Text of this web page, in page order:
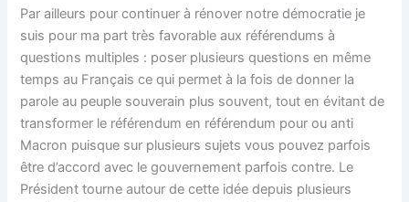
Par ailleurs pour continuer à rénover notre démocratie je
suis pour ma part très favorable aux référendums à
questions multiples : poser plusieurs questions en même
temps au Français ce qui permet à la fois de donner la
parole au peuple souverain plus souvent, tout en évitant de
transformer le référendum en référendum pour ou anti
Macron puisque sur plusieurs sujets vous pouvez parfois
être d’accord avec le gouvernement parfois contre. Le
Président tourne autour de cette idée depuis plusieurs